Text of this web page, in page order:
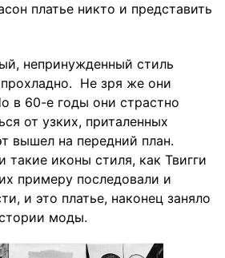
платье никто и представить
непринужденный стиль
Не зря же они
в 60-е годы они страстно
от узких, приталенных
вышел на передний план.
такие иконы стиля, как Твигги
примеру последовали и
и это платье, наконец заняло
моды.